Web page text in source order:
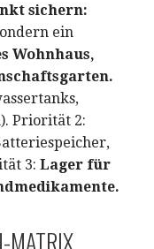
sichern:
ein
Wohnhaus,
Priorität 2:
3: Lager für
MATRIX